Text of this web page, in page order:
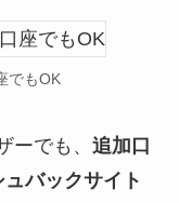
でもOK
ーでも、 追加口
バックサイト